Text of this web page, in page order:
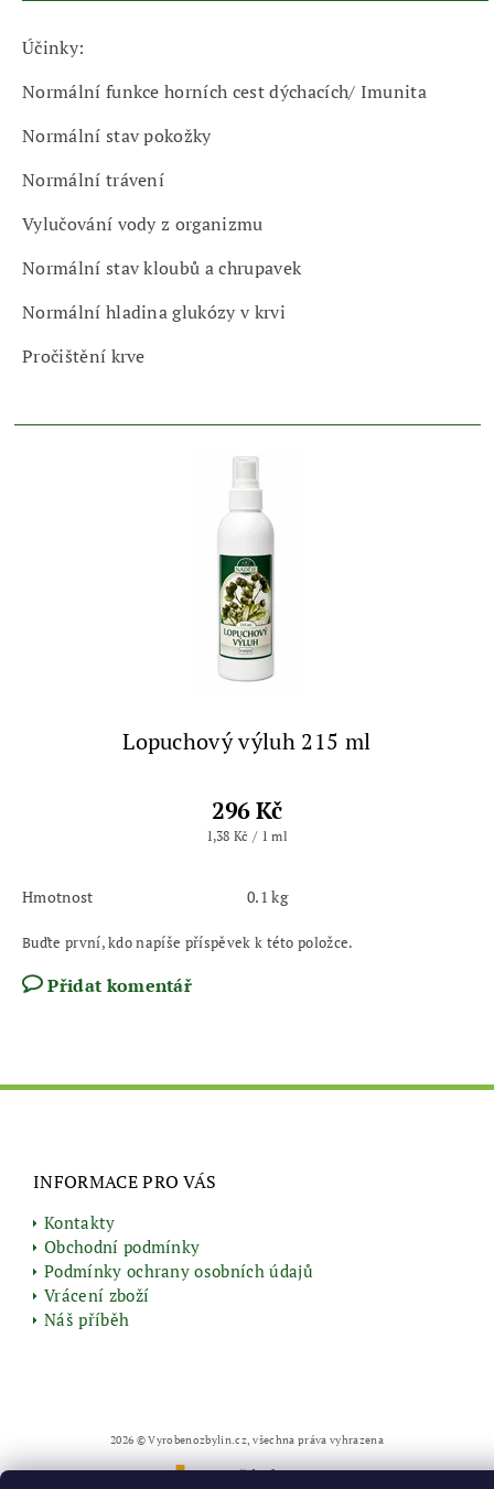
Účinky:
Normální funkce horních cest dýchacích/ Imunita
Normální stav pokožky
Normální trávení
Vylučování vody z organizmu
Normální stav kloubů a chrupavek
Normální hladina glukózy v krvi
Pročištění krve
Lopuchový výluh 215 ml
296 Kč
1,38 Kč / 1 ml
Hmotnost 0.1 kg
Buďte první, kdo napíše příspěvek k této položce.
Přidat komentář
INFORMACE PRO VÁS
Kontakty
Obchodní podmínky
Podmínky ochrany osobních údajů
Vrácení zboží
Náš příběh
2026 © Vyrobenozbylin.cz, všechna práva vyhrazena
Vytvořil Shoptet